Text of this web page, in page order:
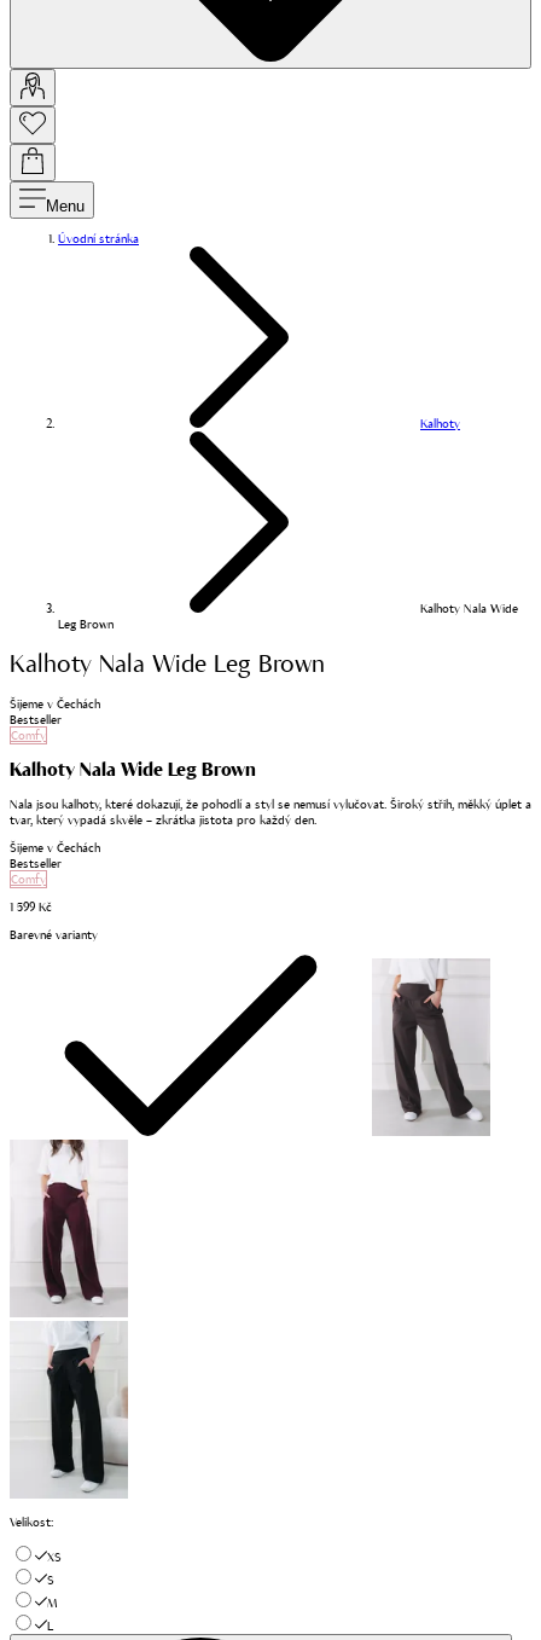
Menu
Úvodní stránka
Kalhoty
Kalhoty Nala Wide
Leg Brown
Kalhoty Nala Wide Leg Brown
Šijeme v Čechách
Bestseller
Comfy
Kalhoty Nala Wide Leg Brown
Nala jsou kalhoty, které dokazují, že pohodlí a styl se nemusí vylučovat. Široký střih, měkký úplet a
tvar, který vypadá skvěle – zkrátka jistota pro každý den.
Šijeme v Čechách
Bestseller
Comfy
1 599 Kč
Barevné varianty
Velikost:
XS
S
M
L